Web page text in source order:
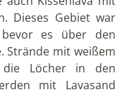
Dieses Gebiet war
es über den
Strände mit weißem
die Löcher in den
mit Lavasand